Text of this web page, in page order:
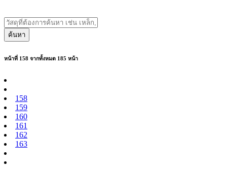
ค้นหา
หน้าที่ 158 จากทั้งหมด 185 หน้า
158
159
160
161
162
163